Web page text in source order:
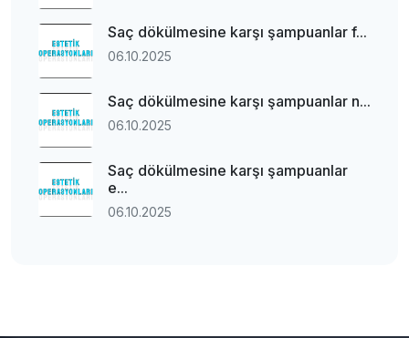
Saç dökülmesine karşı şampuanlar f...
06.10.2025
Saç dökülmesine karşı şampuanlar n...
06.10.2025
Saç dökülmesine karşı şampuanlar
e...
06.10.2025